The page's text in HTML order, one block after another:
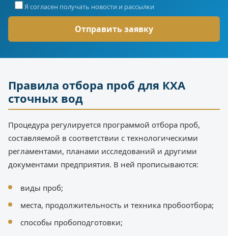
Я согласен получать новости и рассылки
Правила отбора проб для КХА
сточных вод
Процедура регулируется программой отбора проб,
составляемой в соответствии с технологическими
регламентами, планами исследований и другими
документами предприятия. В ней прописываются:
виды проб;
места, продолжительность и техника пробоотбора;
способы пробоподготовки;